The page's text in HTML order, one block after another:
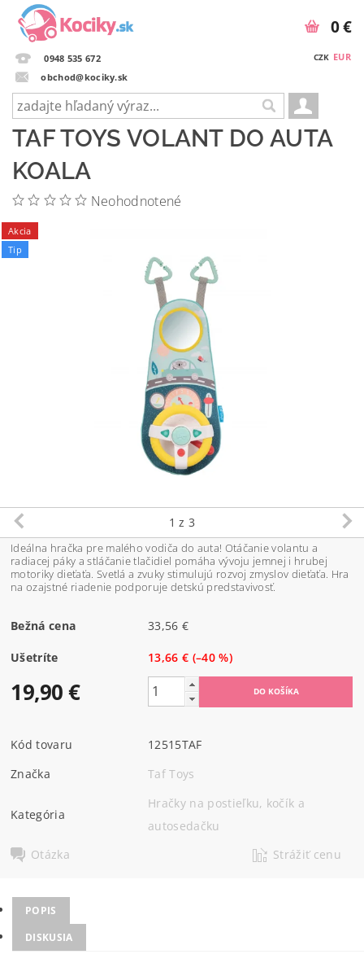
0948 535 672
obchod@kociky.sk
CZK EUR
0 €
TAF TOYS VOLANT DO AUTA
KOALA
Neohodnotené
Akcia
Tip
1 z 3
Ideálna hračka pre malého vodiča do auta! Otáčanie volantu a
radiacej páky a stláčanie tlačidiel pomáha vývoju jemnej i hrubej
motoriky dieťaťa. Svetlá a zvuky stimulujú rozvoj zmyslov dieťaťa. Hra
na ozajstné riadenie podporuje detskú predstavivosť.
Bežná cena 33,56 €
Ušetríte 13,66 € (–40 %)
19,90 €
Kód tovaru
12515TAF
Značka
Taf Toys
Kategória
Hračky na postieľku, kočík a
autosedačku
Otázka
Strážiť cenu
POPIS
DISKUSIA